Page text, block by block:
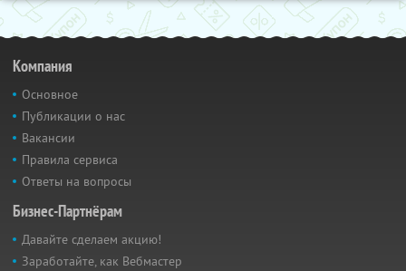
Компания
Основное
Публикации о нас
Вакансии
Правила сервиса
Ответы на вопросы
Бизнес-Партнёрам
Давайте сделаем акцию!
Заработайте, как Вебмастер